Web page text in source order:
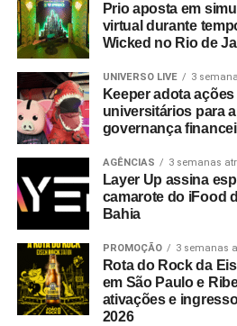
Prio aposta em
virtual durante
Wicked no Rio de
UNIVERSO LIVE 3
Keeper adota
universitários para
governança
AGÊNCIAS 3 semanas
Layer Up assina
camarote do iFood
Bahia
PROMOÇÃO 3 semanas
Rota do Rock da
em São Paulo e
ativações e
2026